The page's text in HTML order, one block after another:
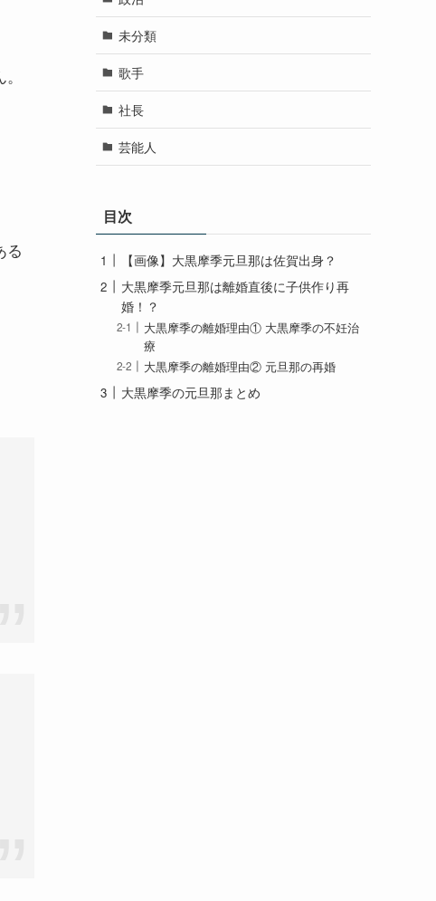
る
未分類
歌手
社長
芸能人
目次
【画像】大黒摩季元旦那は佐賀出身？
大黒摩季元旦那は離婚直後に子供作り再
婚！？
大黒摩季の離婚理由① 大黒摩季の不妊治
療
大黒摩季の離婚理由② 元旦那の再婚
大黒摩季の元旦那まとめ